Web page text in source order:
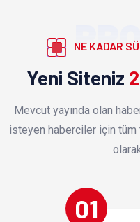
NE KADAR
Yeni Siteniz
Mevcut yayında olan
isteyen haberciler için tüm
01